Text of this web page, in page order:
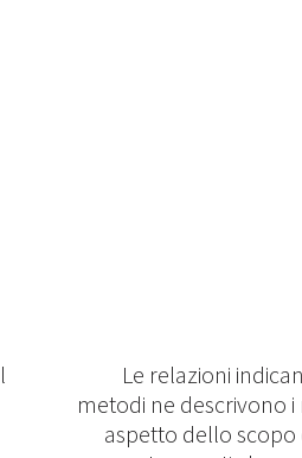
Le relazioni
metodi ne descrivono i
aspetto dello